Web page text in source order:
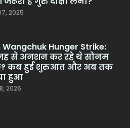
2025
Wangchuk Hunger Strike:
से अनशन कर रहे थे सोनम
कब हुई शुरुआत और अब तक
हुआ
2026